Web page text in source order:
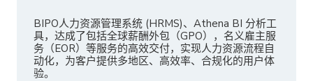
BIPO人力资源管理系统 (HRMS)、Athena BI 分析工
具，达成了包括全球薪酬外包（GPO），名义雇主服
务（EOR）等服务的高效交付，实现人力资源流程自
动化，为客户提供多地区、高效率、合规化的用户体
验。